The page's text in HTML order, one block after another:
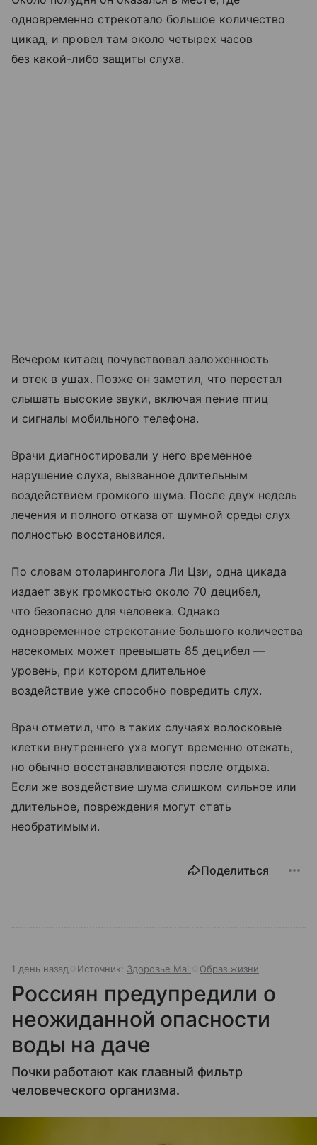
одновременно стрекотало большое количество
цикад, и провел там около четырех часов
без какой-либо защиты слуха.
Вечером китаец почувствовал заложенность
и отек в ушах. Позже он заметил, что перестал
слышать высокие звуки, включая пение птиц
и сигналы мобильного телефона.
Врачи диагностировали у него временное
нарушение слуха, вызванное длительным
воздействием громкого шума. После двух недель
лечения и полного отказа от шумной среды слух
полностью восстановился.
По словам отоларинголога Ли Цзи, одна цикада
издает звук громкостью около 70 децибел,
что безопасно для человека. Однако
одновременное стрекотание большого количества
насекомых может превышать 85 децибел —
уровень, при котором длительное
воздействие уже способно повредить слух.
Врач отметил, что в таких случаях волосковые
клетки внутреннего уха могут временно отекать,
но обычно восстанавливаются после отдыха.
Если же воздействие шума слишком сильное или
длительное, повреждения могут стать
необратимыми.
Поделиться
1 день назад Источник: Здоровье Mail Образ жизни
Россиян предупредили о
неожиданной опасности
воды на даче
Почки работают как главный фильтр
человеческого организма.